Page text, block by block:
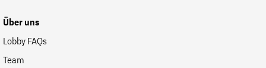
Jetzt Spenden
Geschenkspende
Bußgelder und Geldauflagen
Über uns
Lobby FAQs
Team